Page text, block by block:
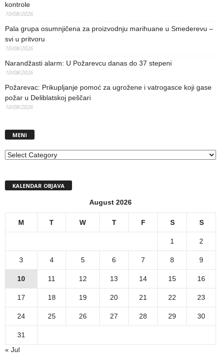
kontrole
10/08/2026
Pala grupa osumnjičena za proizvodnju marihuane u Smederevu –
svi u pritvoru
10/08/2026
Narandžasti alarm: U Požarevcu danas do 37 stepeni
10/08/2026
Požarevac: Prikupljanje pomoć za ugrožene i vatrogasce koji gase
požar u Deliblatskoj peščari
10/08/2026
MENI
MENI
KALENDAR OBJAVA
August 2026
M T W T F S S
1 2
3 4 5 6 7 8 9
10 11 12 13 14 15 16
17 18 19 20 21 22 23
24 25 26 27 28 29 30
31
« Jul